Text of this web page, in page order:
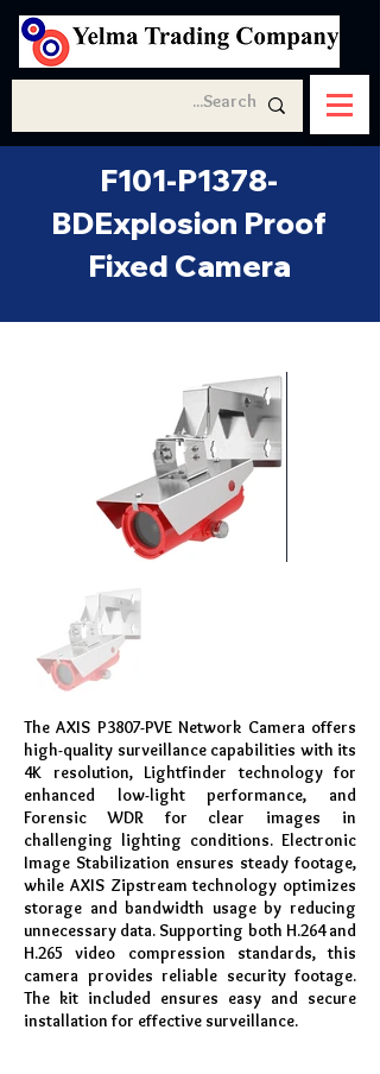
F101-P1378-
BDExplosion Proof
Fixed Camera
The AXIS P3807-PVE Network Camera offers
high-quality surveillance capabilities with its
4K resolution, Lightfinder technology for
enhanced low-light performance, and
Forensic WDR for clear images in
challenging lighting conditions. Electronic
Image Stabilization ensures steady footage,
while AXIS Zipstream technology optimizes
storage and bandwidth usage by reducing
unnecessary data. Supporting both H.264 and
H.265 video compression standards, this
camera provides reliable security footage.
The kit included ensures easy and secure
installation for effective surveillance.